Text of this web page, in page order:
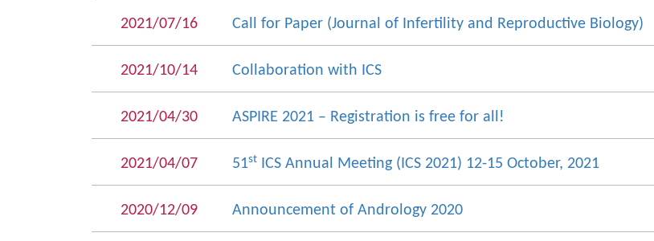
2021/07/16 Call for Paper (Journal of Infertility and Reproductive Biology)
2021/10/14 Collaboration with ICS
2021/04/30 ASPIRE 2021 – Registration is free for all!
2021/04/07 51st ICS Annual Meeting (ICS 2021) 12-15 October, 2021
2020/12/09 Announcement of Andrology 2020